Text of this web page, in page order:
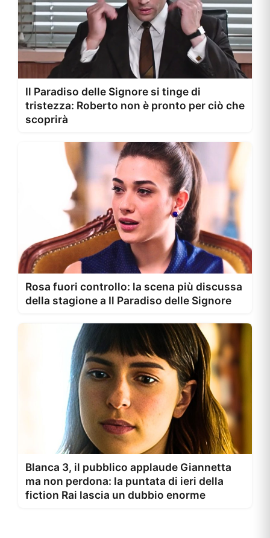
Il Paradiso delle Signore si tinge di
tristezza: Roberto non è pronto per ciò che
scoprirà
Rosa fuori controllo: la scena più discussa
della stagione a Il Paradiso delle Signore
Blanca 3, il pubblico applaude Giannetta
ma non perdona: la puntata di ieri della
fiction Rai lascia un dubbio enorme